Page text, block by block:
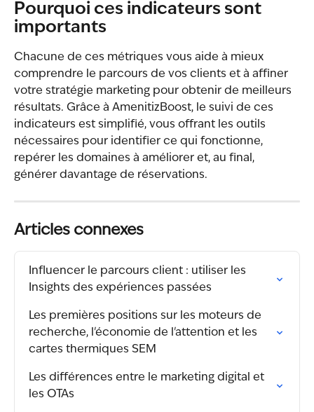
Pourquoi ces indicateurs sont
importants
Chacune de ces métriques vous aide à mieux
comprendre le parcours de vos clients et à affiner
votre stratégie marketing pour obtenir de meilleurs
résultats. Grâce à AmenitizBoost, le suivi de ces
indicateurs est simplifié, vous offrant les outils
nécessaires pour identifier ce qui fonctionne,
repérer les domaines à améliorer et, au final,
générer davantage de réservations.
Articles connexes
Influencer le parcours client : utiliser les
Insights des expériences passées
Les premières positions sur les moteurs de
recherche, l'économie de l'attention et les
cartes thermiques SEM
Les différences entre le marketing digital et
les OTAs